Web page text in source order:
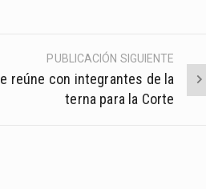
PUBLICACIÓN SIGUIENTE
reúne con integrantes de la
terna para la Corte